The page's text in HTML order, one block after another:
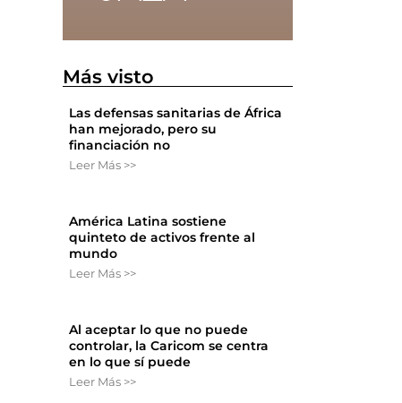
Más visto
Las defensas sanitarias de África
han mejorado, pero su
financiación no
Leer Más >>
América Latina sostiene
quinteto de activos frente al
mundo
Leer Más >>
Al aceptar lo que no puede
controlar, la Caricom se centra
en lo que sí puede
Leer Más >>